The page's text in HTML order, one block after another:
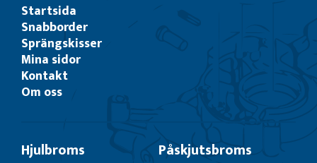
Startsida
Snabborder
Sprängskisser
Mina sidor
Kontakt
Om oss
Hjulbroms Påskjutsbroms